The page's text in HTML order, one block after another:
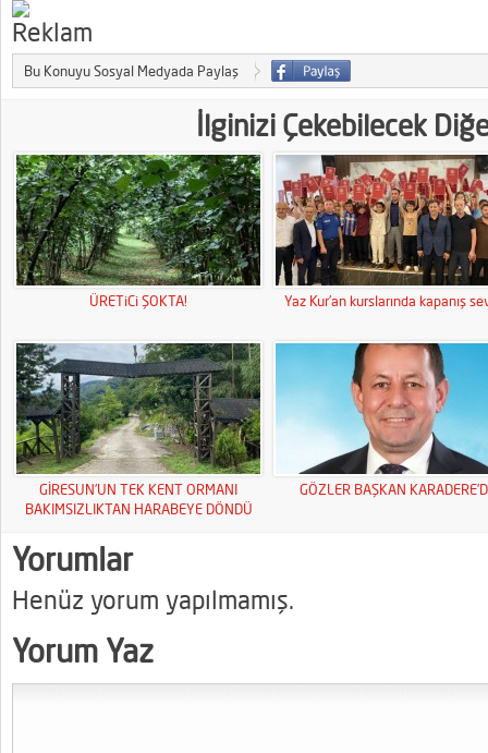
Bu Konuyu Sosyal Medyada Paylaş
İlginizi Çekebilecek
ÜRETiCi ŞOKTA! Yaz Kur’an kurslarında kapanış
GİRESUN’UN TEK KENT ORMANI
BAKIMSIZLIKTAN HARABEYE DÖNDÜ
GÖZLER BAŞKAN
Yorumlar
Henüz yorum yapılmamış.
Yorum Yaz